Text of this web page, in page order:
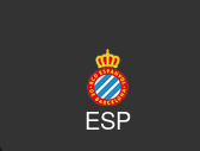
ESP